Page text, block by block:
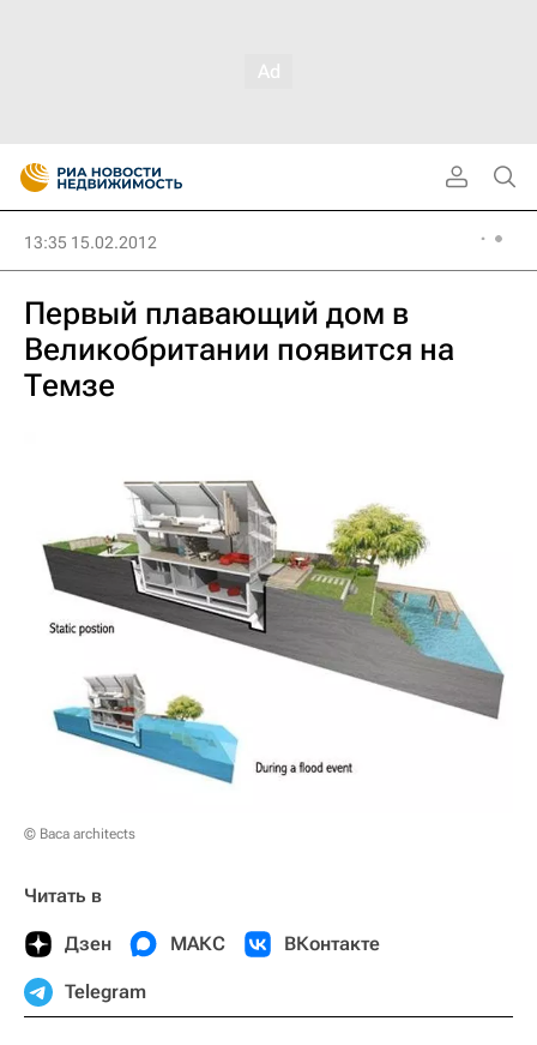
13:35 15.02.2012
Первый плавающий дом в
Великобритании появится на
Темзе
© Baca architects
Читать в
Дзен МАКС ВКонтакте
Telegram